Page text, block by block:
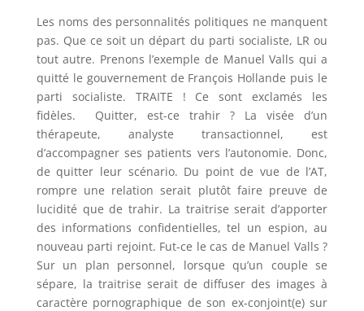
Les noms des personnalités politiques ne manquent
pas. Que ce soit un départ du parti socialiste, LR ou
tout autre. Prenons l’exemple de Manuel Valls qui a
quitté le gouvernement de François Hollande puis le
parti socialiste. TRAITE ! Ce sont exclamés les
fidèles. Quitter, est-ce trahir ? La visée d’un
thérapeute, analyste transactionnel, est
d’accompagner ses patients vers l’autonomie. Donc,
de quitter leur scénario. Du point de vue de l’AT,
rompre une relation serait plutôt faire preuve de
lucidité que de trahir. La traitrise serait d’apporter
des informations confidentielles, tel un espion, au
nouveau parti rejoint. Fut-ce le cas de Manuel Valls ?
Sur un plan personnel, lorsque qu’un couple se
sépare, la traitrise serait de diffuser des images à
caractère pornographique de son ex-conjoint(e) sur